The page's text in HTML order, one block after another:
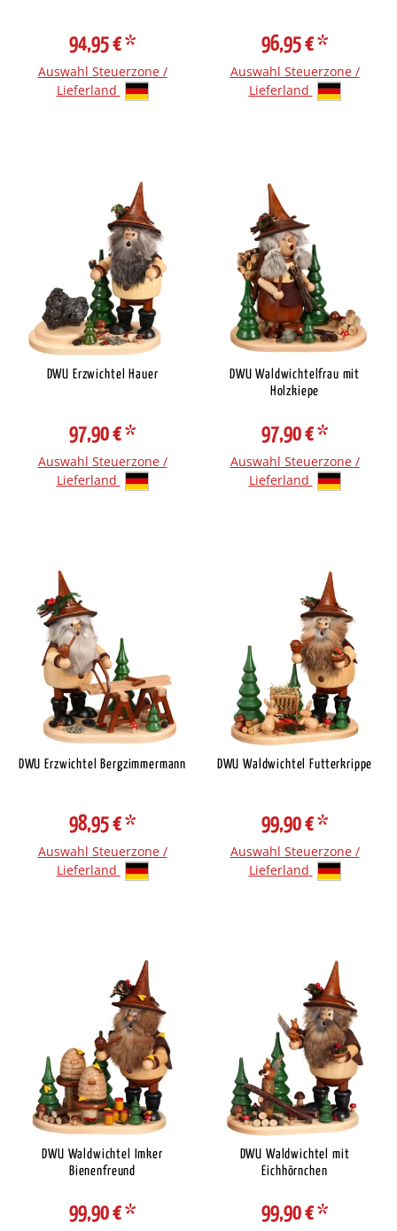
94,95 €*
Auswahl Steuerzone /
Lieferland
96,95 €*
Auswahl Steuerzone /
Lieferland
DWU Erzwichtel Hauer
97,90 €*
Auswahl Steuerzone /
Lieferland
DWU Waldwichtelfrau mit
Holzkiepe
97,90 €*
Auswahl Steuerzone /
Lieferland
DWU Erzwichtel Bergzimmermann
98,95 €*
Auswahl Steuerzone /
Lieferland
DWU Waldwichtel Futterkrippe
99,90 €*
Auswahl Steuerzone /
Lieferland
DWU Waldwichtel Imker
Bienenfreund
99,90 €*
DWU Waldwichtel mit
Eichhörnchen
99,90 €*